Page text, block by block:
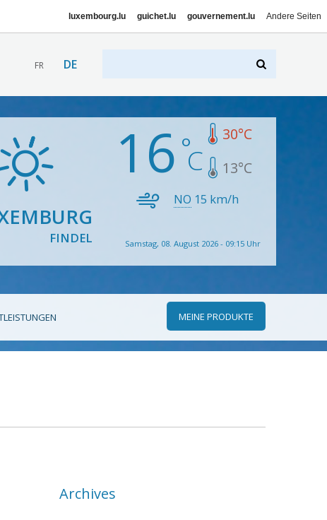
luxembourg.lu guichet.lu gouvernement.lu Andere Seiten
FR DE
FINDEL
16 30°C
13°C
NO 15 km/h
Samstag, 08. August 2026 - 09:15 Uhr
MEINE PRODUKTE
Archives